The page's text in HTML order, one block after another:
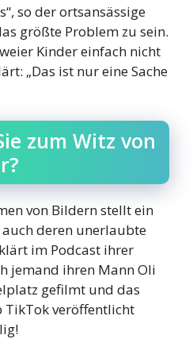
so der ortsansässige
größte Problem zu sein.
Kinder einfach nicht
„Das ist nur eine Sache
zum Witz von
von Bildern stellt ein
deren unerlaubte
im Podcast ihrer
jemand ihren Mann Oli
gefilmt und das
TikTok veröffentlicht